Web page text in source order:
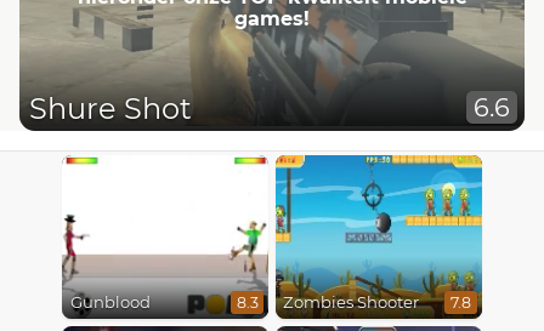
games!
Shure Shot 6.6
Gunblood 8.3 Zombies Shooter 7.8